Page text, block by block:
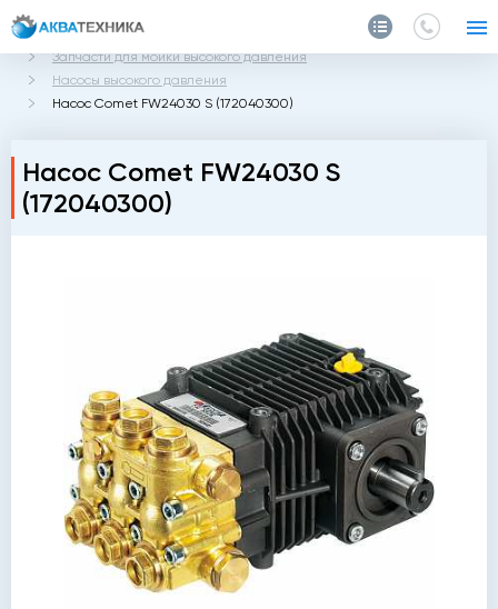
Главная Каталог
Запчасти для мойки высокого давления
Насосы высокого давления
Насос Comet FW24030 S (172040300)
Насос Comet FW24030 S
(172040300)